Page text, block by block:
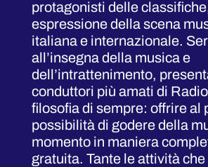
protagonisti delle
espressione della scena
italiana e internazionale.
all’insegna della musica e
dell’intrattenimento,
conduttori più amati di
filosofia di sempre: offrire al
possibilità di godere della
momento in maniera
gratuita. Tante le attività che